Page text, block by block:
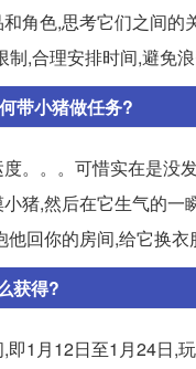
角色,思考它们之间的
,合理安排时间,避免浪
带小猪做任务?
。。。可惜实在是没
猪,然后在它生气的一
回你的房间,给它换衣
获得?
即1月12日至1月24日,